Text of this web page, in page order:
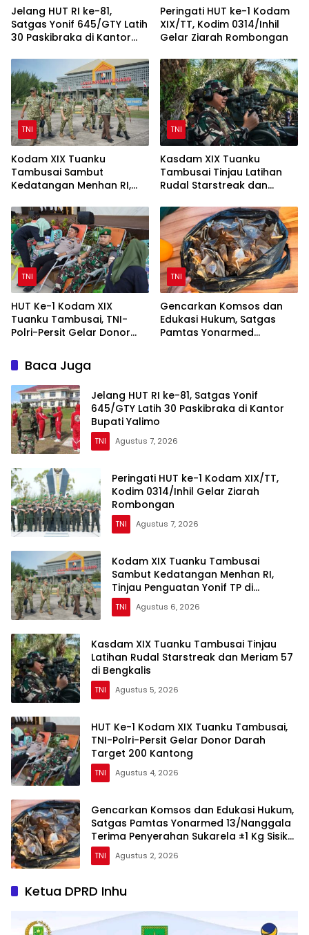
Jelang HUT RI ke-81,
Satgas Yonif 645/GTY Latih
30 Paskibraka di Kantor
Peringati HUT ke-1 Kodam
XIX/TT, Kodim 0314/Inhil
Gelar Ziarah Rombongan
TNI
Kodam XIX Tuanku
Tambusai Sambut
Kedatangan Menhan RI,
di Bengkalis dan Kampar
TNI
Kasdam XIX Tuanku
Tambusai Tinjau Latihan
Rudal Starstreak dan
TNI
HUT Ke-1 Kodam XIX
Tuanku Tambusai, TNI-
Polri-Persit Gelar Donor
TNI
Gencarkan Komsos dan
Edukasi Hukum, Satgas
Pamtas Yonarmed
Baca Juga
Jelang HUT RI ke-81, Satgas Yonif
645/GTY Latih 30 Paskibraka di Kantor
Bupati Yalimo
TNI Agustus 7, 2026
Peringati HUT ke-1 Kodam XIX/TT,
Kodim 0314/Inhil Gelar Ziarah
Rombongan
TNI Agustus 7, 2026
Kodam XIX Tuanku Tambusai
Sambut Kedatangan Menhan RI,
Tinjau Penguatan Yonif TP di
Bengkalis dan Kampar
TNI Agustus 6, 2026
Kasdam XIX Tuanku Tambusai Tinjau
Latihan Rudal Starstreak dan Meriam 57
di Bengkalis
TNI Agustus 5, 2026
HUT Ke-1 Kodam XIX Tuanku Tambusai,
TNI-Polri-Persit Gelar Donor Darah
Target 200 Kantong
TNI Agustus 4, 2026
Gencarkan Komsos dan Edukasi Hukum,
Satgas Pamtas Yonarmed 13/Nanggala
Terima Penyerahan Sukarela ±1 Kg Sisik
Trenggiling dari Warga Perbatasan
TNI Agustus 2, 2026
Ketua DPRD Inhu